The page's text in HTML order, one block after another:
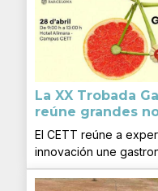
La XX Trobada
reúne grandes
El CETT reúne a
innovación une